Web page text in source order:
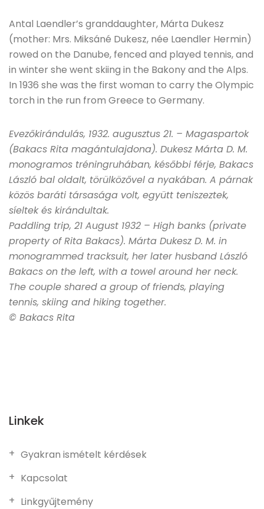
Antal Laendler’s granddaughter, Márta Dukesz
(mother: Mrs. Miksáné Dukesz, née Laendler Hermin)
rowed on the Danube, fenced and played tennis, and
in winter she went skiing in the Bakony and the Alps.
In 1936 she was the first woman to carry the Olympic
torch in the run from Greece to Germany.
Evezőkirándulás, 1932. augusztus 21. – Magaspartok
(Bakacs Rita magántulajdona). Dukesz Márta D. M.
monogramos tréningruhában, későbbi férje, Bakacs
László bal oldalt, törülközővel a nyakában. A párnak
közös baráti társasága volt, együtt teniszeztek,
síeltek és kirándultak.
Paddling trip, 21 August 1932 – High banks (private
property of Rita Bakacs). Márta Dukesz D. M. in
monogrammed tracksuit, her later husband László
Bakacs on the left, with a towel around her neck.
The couple shared a group of friends, playing
tennis, skiing and hiking together.
© Bakacs Rita
Linkek
Gyakran ismételt kérdések
Kapcsolat
Linkgyűjtemény